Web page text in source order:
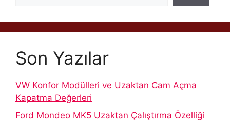
Son Yazılar
VW Konfor Modülleri ve Uzaktan Cam Açma
Kapatma Değerleri
Ford Mondeo MK5 Uzaktan Çalıştırma Özelliği